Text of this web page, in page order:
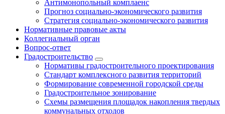
Антимонопольный комплаенс
Прогноз социально-экономического развития
Стратегия социально-экономического развития
Нормативные правовые акты
Коллегиальный орган
Вопрос-ответ
Градостроительство
Нормативы градостроительного проектирования
Стандарт комплексного развития территорий
Формирование современной городской среды
Градостроительное зонирование
Схемы размещения площадок накопления твердых
коммунальных отходов